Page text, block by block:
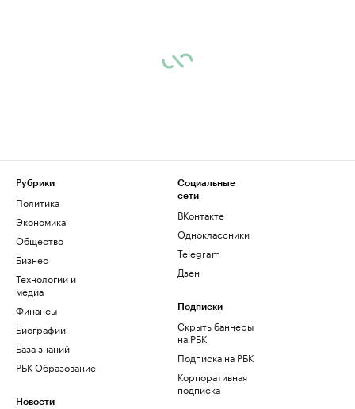
Рубрики
Политика
Экономика
Общество
Бизнес
Технологии и
медиа
Финансы
Биографии
База знаний
РБК Образование
Новости
Социальные
сети
ВКонтакте
Одноклассники
Telegram
Дзен
Подписки
Скрыть баннеры
на РБК
Подписка на РБК
Корпоративная
подписка